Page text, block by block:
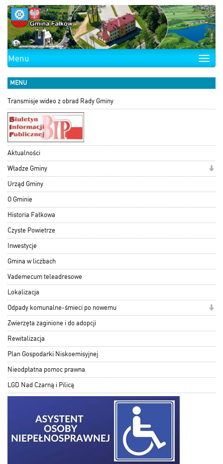
Toggle
Menu
MENU
Transmisje wideo z obrad Rady Gminy
Aktualności
Władze Gminy
Urząd Gminy
O Gminie
Historia Fałkowa
Czyste Powietrze
Inwestycje
Gmina w liczbach
Vademecum teleadresowe
Lokalizacja
Odpady komunalne-śmieci po nowemu
Zwierzęta zaginione i do adopcji
Rewitalizacja
Plan Gospodarki Niskoemisyjnej
Nieodpłatna pomoc prawna
LGD Nad Czarną i Pilicą